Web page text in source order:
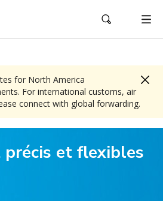
for North America
For international customs, air
connect with global forwarding.
et flexibles